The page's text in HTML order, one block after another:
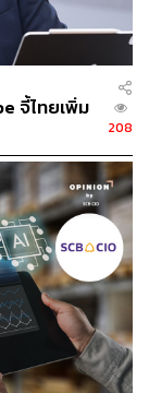
อยู่แล้วได้เลย
Australia
จี้ไทยเพิ่ม
208